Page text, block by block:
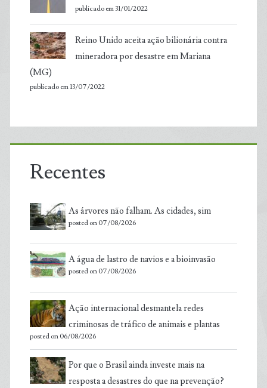
publicado em 31/01/2022
Reino Unido aceita ação bilionária contra
mineradora por desastre em Mariana
(MG)
publicado em 13/07/2022
Recentes
As árvores não falham. As cidades, sim
posted on 07/08/2026
A água de lastro de navios e a bioinvasão
posted on 07/08/2026
Ação internacional desmantela redes
criminosas de tráfico de animais e plantas
posted on 06/08/2026
Por que o Brasil ainda investe mais na
resposta a desastres do que na prevenção?